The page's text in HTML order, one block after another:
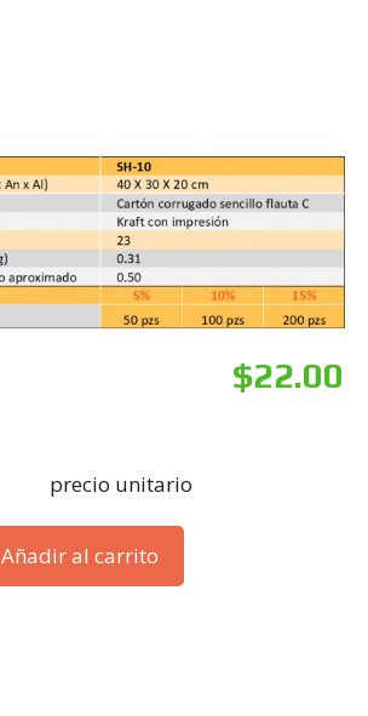
$22.00
precio unitario
Añadir al carrito